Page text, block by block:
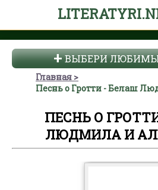
ВЫБЕРИ
Главная
Песнь о Гротти - Белаш
ПЕСНЬ О
ЛЮДМИЛА И